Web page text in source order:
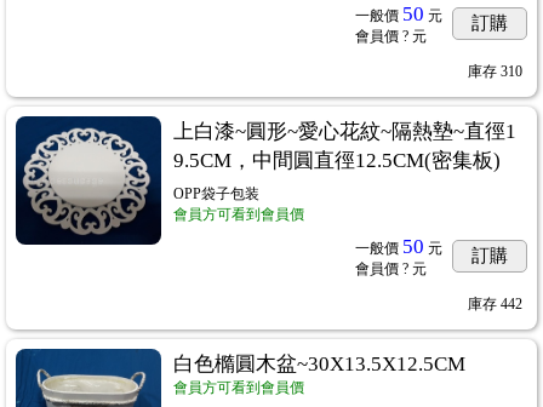
一般價 50 元
會員價 ? 元
訂購
庫存 310
上白漆~圓形~愛心花紋~隔熱墊~直徑1
9.5CM，中間圓直徑12.5CM(密集板)
OPP袋子包装
會員方可看到會員價
一般價 50 元
會員價 ? 元
訂購
庫存 442
白色橢圓木盆~30X13.5X12.5CM
會員方可看到會員價